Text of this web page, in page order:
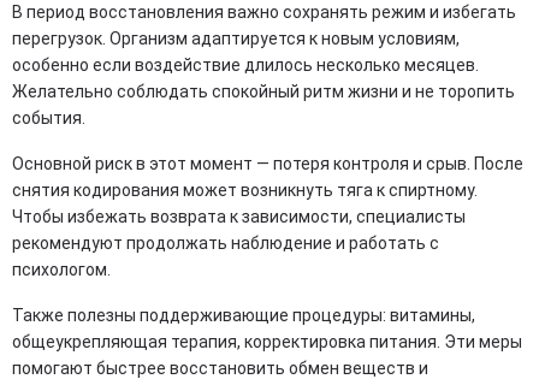
В период восстановления важно сохранять режим и избегать
перегрузок. Организм адаптируется к новым условиям,
особенно если воздействие длилось несколько месяцев.
Желательно соблюдать спокойный ритм жизни и не торопить
события.
Основной риск в этот момент — потеря контроля и срыв. После
снятия кодирования может возникнуть тяга к спиртному.
Чтобы избежать возврата к зависимости, специалисты
рекомендуют продолжать наблюдение и работать с
психологом.
Также полезны поддерживающие процедуры: витамины,
общеукрепляющая терапия, корректировка питания. Эти меры
помогают быстрее восстановить обмен веществ и